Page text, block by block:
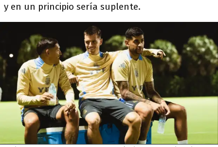
y en un principio sería suplente.